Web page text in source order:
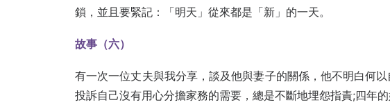
鎖，並且要緊記：「明天」從來都是「新」的一天。
故事（六）
有一次一位丈夫與我分享，談及他與妻子的關係，他不明白何
投訴自己沒有用心分擔家務的需要，總是不斷地埋怨指責;四年